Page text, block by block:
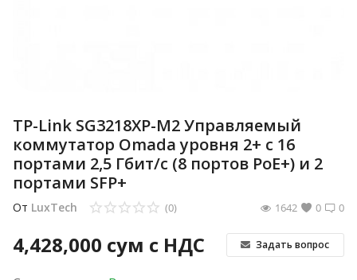
TP-Link SG3218XP-M2 Управляемый
коммутатор Omada уровня 2+ с 16
портами 2,5 Гбит/с (8 портов PoE+) и 2
портами SFP+
От LuxTech 0
(0) 0
1642
4,428,000 сум с НДС Задать вопрос